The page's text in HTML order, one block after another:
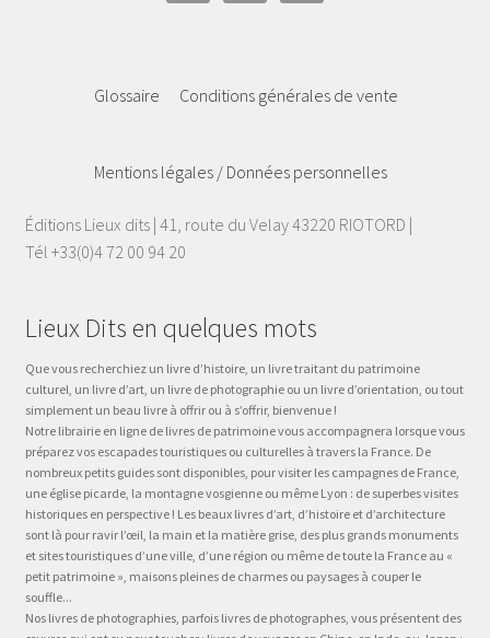
Glossaire Conditions générales de vente
Mentions légales / Données personnelles
Éditions Lieux dits | 41, route du Velay 43220 RIOTORD |
Tél +33(0)4 72 00 94 20
Lieux Dits en quelques mots
Que vous recherchiez un livre d’histoire, un livre traitant du patrimoine
culturel, un livre d’art, un livre de photographie ou un livre d’orientation, ou tout
simplement un beau livre à offrir ou à s’offrir, bienvenue !
Notre librairie en ligne de livres de patrimoine vous accompagnera lorsque vous
préparez vos escapades touristiques ou culturelles à travers la France. De
nombreux petits guides sont disponibles, pour visiter les campagnes de France,
une église picarde, la montagne vosgienne ou même Lyon : de superbes visites
historiques en perspective ! Les beaux livres d’art, d’histoire et d’architecture
sont là pour ravir l’œil, la main et la matière grise, des plus grands monuments
et sites touristiques d’une ville, d’une région ou même de toute la France au «
petit patrimoine », maisons pleines de charmes ou paysages à couper le
souffle...
Nos livres de photographies, parfois livres de photographes, vous présentent des